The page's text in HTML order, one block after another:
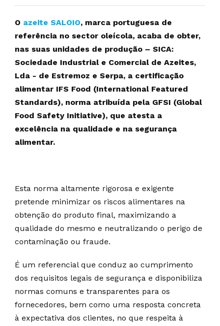
O azeite SALOIO, marca portuguesa de
referência no sector oleícola, acaba de obter,
nas suas unidades de produção – SICA:
Sociedade Industrial e Comercial de Azeites,
Lda - de Estremoz e Serpa, a certificação
alimentar IFS Food (International Featured
Standards), norma atribuída pela GFSI (Global
Food Safety Initiative), que atesta a
excelência na qualidade e na segurança
alimentar.
Esta norma altamente rigorosa e exigente
pretende minimizar os riscos alimentares na
obtenção do produto final, maximizando a
qualidade do mesmo e neutralizando o perigo de
contaminação ou fraude.
É um referencial que conduz ao cumprimento
dos requisitos legais de segurança e disponibiliza
normas comuns e transparentes para os
fornecedores, bem como uma resposta concreta
à expectativa dos clientes, no que respeita à